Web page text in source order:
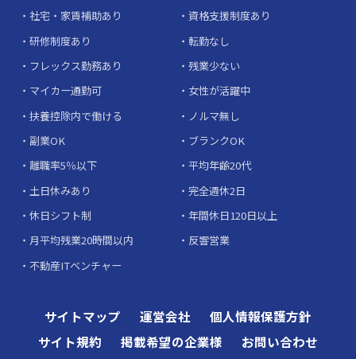
社宅・家賃補助あり
資格支援制度あり
研修制度あり
転勤なし
フレックス勤務あり
残業少ない
マイカー通勤可
女性が活躍中
扶養控除内で働ける
ノルマ無し
副業OK
ブランクOK
離職率5％以下
平均年齢20代
土日休みあり
完全週休2日
休日シフト制
年間休日120日以上
月平均残業20時間以内
反響営業
不動産ITベンチャー
サイトマップ 運営会社
個人情報保護方針
サイト規約
掲載希望の企業様 お問い合わせ